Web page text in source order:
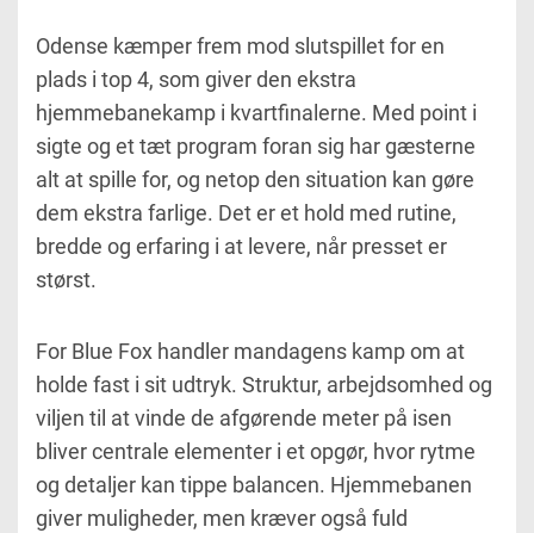
Odense kæmper frem mod slutspillet for en
plads i top 4, som giver den ekstra
hjemmebanekamp i kvartfinalerne. Med point i
sigte og et tæt program foran sig har gæsterne
alt at spille for, og netop den situation kan gøre
dem ekstra farlige. Det er et hold med rutine,
bredde og erfaring i at levere, når presset er
størst.
For Blue Fox handler mandagens kamp om at
holde fast i sit udtryk. Struktur, arbejdsomhed og
viljen til at vinde de afgørende meter på isen
bliver centrale elementer i et opgør, hvor rytme
og detaljer kan tippe balancen. Hjemmebanen
giver muligheder, men kræver også fuld